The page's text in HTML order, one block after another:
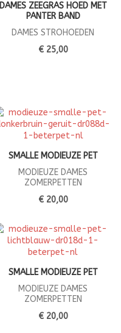
DAMES ZEEGRAS HOED MET
PANTER BAND
DAMES STROHOEDEN
€ 25,00
SMALLE MODIEUZE PET
MODIEUZE DAMES
ZOMERPETTEN
€ 20,00
SMALLE MODIEUZE PET
MODIEUZE DAMES
ZOMERPETTEN
€ 20,00